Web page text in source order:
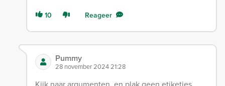
10 Reageer
Pummy
28 november 2024 21:28